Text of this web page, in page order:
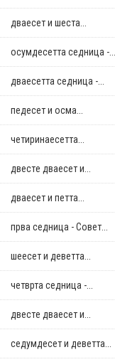
дваесет и шеста...
осумдесетта седница -...
дваесетта седница -...
педесет и осма...
четиринаесетта...
двестe дваесет и...
дваесет и петта...
прва седница - Совет...
шеесет и деветта...
четврта седница -...
двестe дваесет и...
седумдесет и деветта...